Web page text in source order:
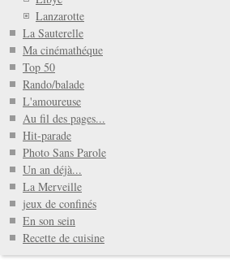
Lanzarotte
La Sauterelle
Ma cinémathéque
Top 50
Rando/balade
L'amoureuse
Au fil des pages...
Hit-parade
Photo Sans Parole
Un an déjà...
La Merveille
jeux de confinés
En son sein
Recette de cuisine